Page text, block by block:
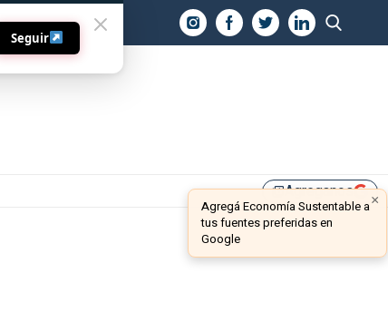
library_addAgreganos ×
Agregá Economía Sustentable a
tus fuentes preferidas en
Google
Seguir